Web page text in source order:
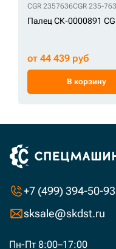
CGR 2357636CGR 235-
Палец СК-0000891
от 44 439 руб
В корзину
+7 (499) 394-50-93
sksale@skdst.ru
Пн-Пт 8:00–17:00